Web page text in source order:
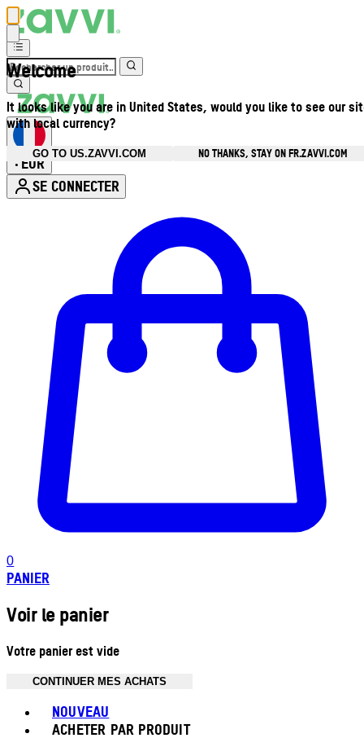
Welcome
It looks like you are in United States, would you like to see our
with local currency?
GO TO US.ZAVVI.COM
NO THANKS, STAY ON FR.ZAVVI.COM
• EUR
SE CONNECTER
0
PANIER
Voir le panier
Votre panier est vide
CONTINUER MES ACHATS
NOUVEAU
ACHETER PAR PRODUIT